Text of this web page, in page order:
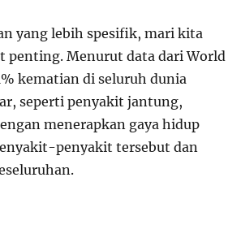
yang lebih spesifik, mari kita
penting. Menurut data dari World
kematian di seluruh dunia
seperti penyakit jantung,
menerapkan gaya hidup
penyakit tersebut dan